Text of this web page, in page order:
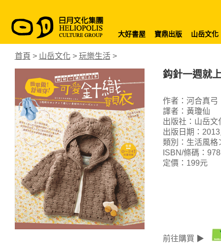
大好書屋 寶鼎出版 山岳文化
首頁 > 山岳文化 > 玩樂生活>
鈎針一週就
作者：河合真弓
譯者：黃瓊仙
出版社：山岳文
出版日期：
類別：生活風格
ISBN/條碼：
定價：199元
前往購買 ▶